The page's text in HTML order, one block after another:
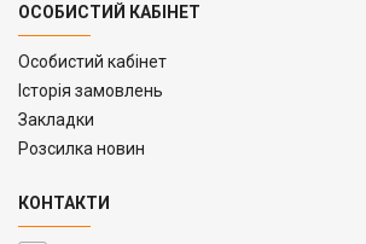
ОСОБИСТИЙ КАБІНЕТ
Особистий кабінет
Історія замовлень
Закладки
Розсилка новин
КОНТАКТИ